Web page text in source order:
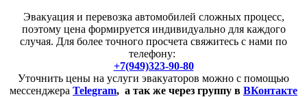
Эвакуация и перевозка автомобилей сложных процесс,
поэтому цена формируется индивидуально для каждого
случая. Для более точного просчета свяжитесь с нами по
телефону:
+7(949)323-90-80
Уточнить цены на услуги эвакуаторов можно с помощью
мессенджера Telegram, а так же через группу в ВКонтакте